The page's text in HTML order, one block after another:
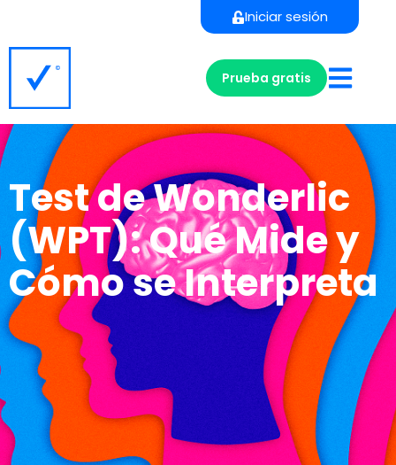
Iniciar sesión
Prueba gratis
Test de Wonderlic
(WPT): Qué Mide y
Cómo se Interpreta